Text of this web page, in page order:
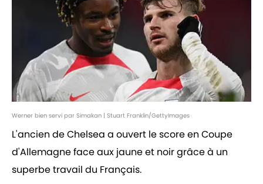
Werner bien servi par Simakan | Stuart Franklin/GettyImages
L'ancien de Chelsea a ouvert le score en Coupe
d'Allemagne face aux jaune et noir grâce à un
superbe travail du Français.